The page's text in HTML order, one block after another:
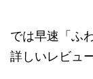
では早速「ふ
詳しいレビュ